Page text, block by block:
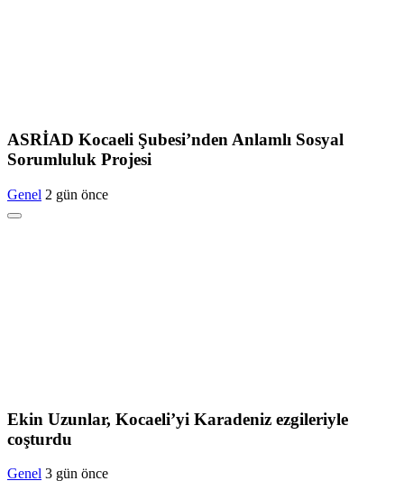
ASRİAD Kocaeli Şubesi’nden Anlamlı Sosyal
Sorumluluk Projesi
Genel 2 gün önce
Ekin Uzunlar, Kocaeli’yi Karadeniz ezgileriyle
coşturdu
Genel 3 gün önce